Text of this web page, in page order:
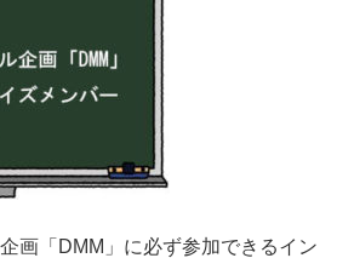
画「DMM」に必ず参加できるイン